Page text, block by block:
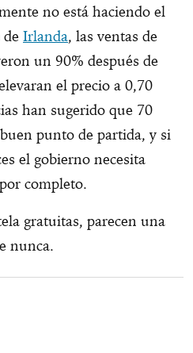
no está haciendo el
Irlanda, las ventas de
un 90% después de
el precio a 0,70
han sugerido que 70
punto de partida, y si
el gobierno necesita
completo.
gratuitas, parecen una
nunca.